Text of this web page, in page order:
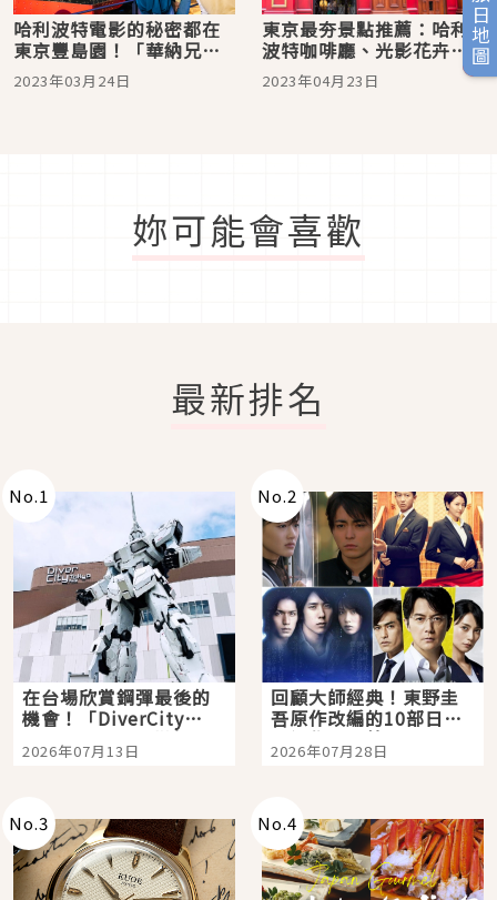
旅日地圖
哈利波特電影的秘密都在
東京豐島園！「華納兄弟
哈利波特影城 STUDIO
TOUR TOKYO」6月16日
2023年03月24日
東京最夯景點推薦：哈利
波特咖啡廳、光影花卉藝
術展、手工藝盛事
2023年04月23日
妳可能會喜歡
最新排名
No.1
在台場欣賞鋼彈最後的
機會！「DiverCity
Tokyo Plaza」搭船、
購物、美食及夜景，一
2026年07月13日
No.2
回顧大師經典！東野圭
吾原作改編的10部日本
影視作品推薦
2026年07月28日
No.3 No.4